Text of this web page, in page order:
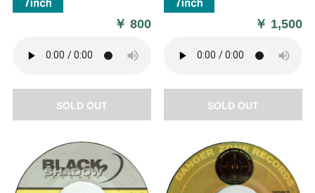
￥800
SOLD OUT
￥ 1,500
SOLD OUT